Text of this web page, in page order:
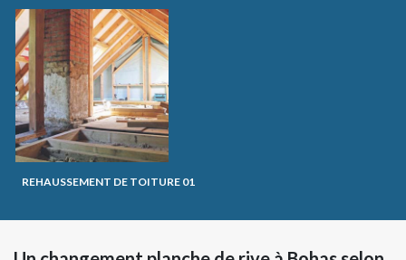
REHAUSSEMENT DE TOITURE 01